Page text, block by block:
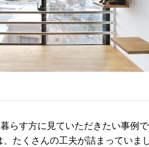
らす方に見ていただきたい事例
たくさんの工夫が詰まっていま